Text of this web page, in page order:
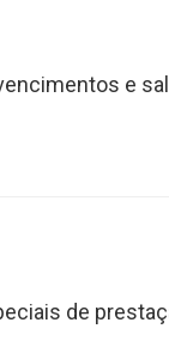
e
de